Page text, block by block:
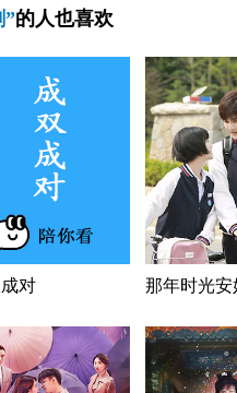
”的人也喜欢
对 那年时光安